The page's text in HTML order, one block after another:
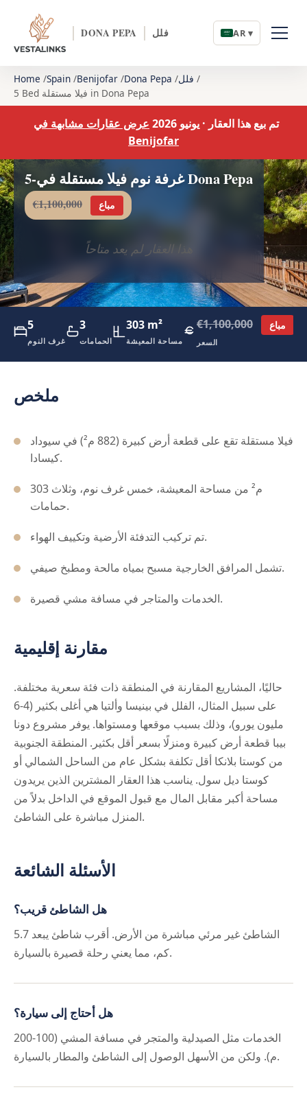
DONA PEPA فلل AR ▾
Home Spain Benijofar Dona Pepa فلل
5 Bed فيلا مستقلة in Dona Pepa
تم بيع هذا العقار · يونيو 2026
عرض عقارات مشابهة في
Benijofar
5-غرفة نوم فيلا مستقلة في Dona Pepa
€1,100,000 مباع
هذا العقار لم يعد متاحاً
5
غرف النوم
3
الحمامات
303 m²
مساحة المعيشة
€1,100,000 مباع
السعر
ملخص
فيلا مستقلة تقع على قطعة أرض كبيرة (882 م²) في سيوداد
كيسادا.
303 م² من مساحة المعيشة، خمس غرف نوم، وثلاث
حمامات.
تم تركيب التدفئة الأرضية وتكييف الهواء.
تشمل المرافق الخارجية مسبح بمياه مالحة ومطبخ صيفي.
الخدمات والمتاجر في مسافة مشي قصيرة.
مقارنة إقليمية
حاليًا، المشاريع المقارنة في المنطقة ذات فئة سعرية مختلفة.
على سبيل المثال، الفلل في بينيسا وألتيا هي أغلى بكثير (4-6
مليون يورو)، وذلك بسبب موقعها ومستواها. يوفر مشروع دونا
بيبا قطعة أرض كبيرة ومنزلًا بسعر أقل بكثير. المنطقة الجنوبية
من كوستا بلانكا أقل تكلفة بشكل عام من الساحل الشمالي أو
كوستا ديل سول. يناسب هذا العقار المشترين الذين يريدون
مساحة أكبر مقابل المال مع قبول الموقع في الداخل بدلاً من
المنزل مباشرة على الشاطئ.
الأسئلة الشائعة
هل الشاطئ قريب؟
الشاطئ غير مرئي مباشرة من الأرض. أقرب شاطئ يبعد 5.7
كم، مما يعني رحلة قصيرة بالسيارة.
هل أحتاج إلى سيارة؟
الخدمات مثل الصيدلية والمتجر في مسافة المشي (100-200
م). ولكن من الأسهل الوصول إلى الشاطئ والمطار بالسيارة.